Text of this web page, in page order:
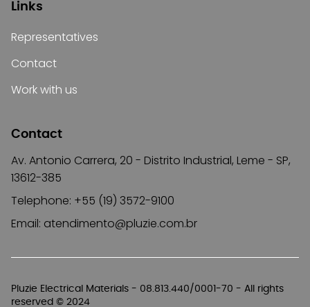
Pluzie Electrical Materials - 08.813.440/0001-70 - All rights
reserved © 2024
Links
Representatives
Contact
Work with us
Contact
Av. Antonio Carrera, 20 - Distrito Industrial, Leme - SP,
13612-385
Telephone: +55 (19) 3572-9100
Email: atendimento@pluzie.com.br